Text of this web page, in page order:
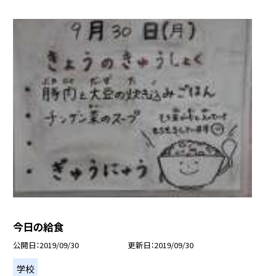
今日の給食
公開日 2019/09/30 更新日 2019/09/30
学校